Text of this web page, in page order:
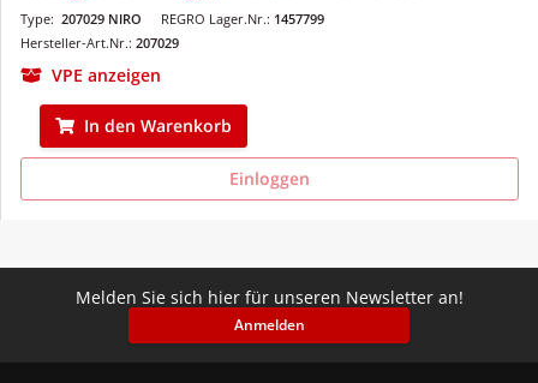
REGRO Lager.Nr.: 1457799
Type: 207029 NIRO
Hersteller-Art.Nr.: 207029
VPE anzeigen
In den Warenkorb
Einloggen
Melden Sie sich hier für unseren Newsletter an!
Anmelden